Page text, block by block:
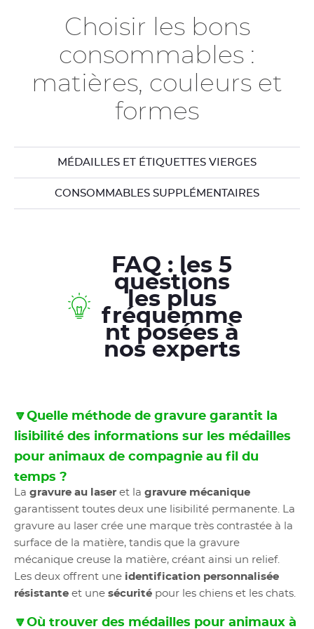
Choisir les bons
consommables :
matières, couleurs et
formes
MÉDAILLES ET ÉTIQUETTES VIERGES
CONSOMMABLES SUPPLÉMENTAIRES
FAQ : les 5
questions
les plus
fréquemme
nt posées à
nos experts
🔽Quelle méthode de gravure garantit la
lisibilité des informations sur les médailles
pour animaux de compagnie au fil du
temps ?
La gravure au laser et la gravure mécanique
garantissent toutes deux une lisibilité permanente. La
gravure au laser crée une marque très contrastée à la
surface de la matière, tandis que la gravure
mécanique creuse la matière, créant ainsi un relief.
Les deux offrent une identification personnalisée
résistante et une sécurité pour les chiens et les chats.
🔽Où trouver des médailles pour animaux à